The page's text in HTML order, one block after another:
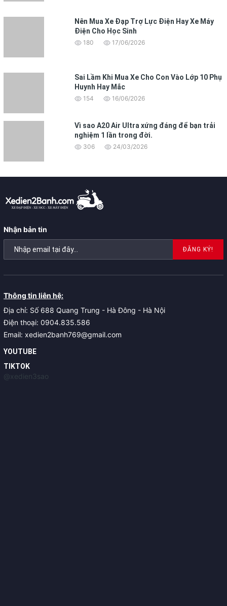
Nên Mua Xe Đạp Trợ Lực Điện Hay Xe Máy
Điện Cho Học Sinh
180 17/06/2026
Sai Lầm Khi Mua Xe Cho Con Vào Lớp 10 Phụ
Huynh Hay Mắc
154 16/06/2026
Vì sao A20 Air Ultra xứng đáng để bạn trải
nghiệm 1 lần trong đời.
306 24/03/2026
Nhận bản tin
ĐĂNG KÝ!
Thông tin liên hệ:
Địa chỉ: Số 688 Quang Trung - Hà Đông - Hà Nội
Điện thoại: 0904.835.586
Email: xedien2banh769@gmail.com
YOUTUBE
TIKTOK
@xedien3sao